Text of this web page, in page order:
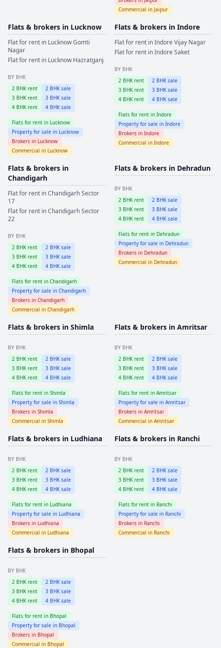
Commercial in Jaipur
Flats & brokers in Lucknow
Flat for rent in LucknowGomti
Nagar
Flat for rent in Lucknow Hazratganj
BY BHK
2 BHK rent 2 BHK sale
3 BHK rent 3 BHK sale
4 BHK rent 4 BHK sale
Flats for rent in Lucknow
Property for sale in Lucknow
Brokers in Lucknow
Commercial in Lucknow
Flats & brokers in Indore
Flat for rent inIndoreVijay Nagar
Flat for rent inIndoreSaket
BY BHK
2 BHK rent 2 BHK sale
3 BHK rent 3 BHK sale
4 BHK rent 4 BHK sale
Flats for rent in Indore
Property for sale in Indore
Brokers in Indore
Commercial in Indore
Flats & brokers in
Chandigarh
Flat for rent inChandigarhSector
17
Flat for rent inChandigarhSector
22
BY BHK
2 BHK rent 2 BHK sale
3 BHK rent 3 BHK sale
4 BHK rent 4 BHK sale
Flats for rent in Chandigarh
Property for sale in Chandigarh
Brokers in Chandigarh
Commercial in Chandigarh
Flats & brokers in Dehradun
BY BHK
2 BHK rent 2 BHK sale
3 BHK rent 3 BHK sale
4 BHK rent 4 BHK sale
Flats for rent in Dehradun
Property for sale in Dehradun
Brokers in Dehradun
Commercial in Dehradun
Flats & brokers in Shimla
BY BHK
2 BHK rent 2 BHK sale
3 BHK rent 3 BHK sale
4 BHK rent 4 BHK sale
Flats for rent in Shimla
Property for sale in Shimla
Brokers in Shimla
Commercial in Shimla
Flats & brokers in Amritsar
BY BHK
2 BHK rent 2 BHK sale
3 BHK rent 3 BHK sale
4 BHK rent 4 BHK sale
Flats for rent in Amritsar
Property for sale in Amritsar
Brokers in Amritsar
Commercial in Amritsar
Flats & brokers in Ludhiana
BY BHK
2 BHK rent 2 BHK sale
3 BHK rent 3 BHK sale
4 BHK rent 4 BHK sale
Flats for rent in Ludhiana
Property for sale in Ludhiana
Brokers in Ludhiana
Commercial in Ludhiana
Flats & brokers in Ranchi
BY BHK
2 BHK rent 2 BHK sale
3 BHK rent 3 BHK sale
4 BHK rent 4 BHK sale
Flats for rent in Ranchi
Property for sale in Ranchi
Brokers in Ranchi
Commercial in Ranchi
Flats & brokers in Bhopal
BY BHK
2 BHK rent 2 BHK sale
3 BHK rent 3 BHK sale
4 BHK rent 4 BHK sale
Flats for rent in Bhopal
Property for sale in Bhopal
Brokers in Bhopal
Commercial in Bhopal